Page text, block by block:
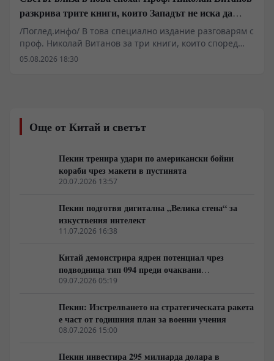
разкрива трите книги, които Западът не иска да
обсъжда
/Поглед.инфо/ В това специално издание разговарям с
проф. Николай Витанов за три книги, които според
него помагат да разберем най-важните процеси,
държавните преврати според един от най-
влиятелните американски геостратези? И как Израел
и технологични иновации в света? Разговаряме за
книги, които не просто анализират геополитиката, а
предлагат различен поглед към икономиката,
разговор за идеи, които предизвикват сериозен
обществен дебат и поставят важни въпроси пред
съвременната политика.
05.08.2026 18:30
Още от Китай и светът
Пекин тренира удари по американски бойни
кораби чрез макети в пустинята
20.07.2026 13:57
Пекин подготвя дигитална „Велика стена“ за
изкуствения интелект
11.07.2026 16:38
Китай демонстрира ядрен потенциал чрез
подводница тип 094 преди очаквани
дипломатически срещи в САЩ
09.07.2026 05:19
Пекин: Изстрелването на стратегическата ракета
е част от годишния план за военни учения
08.07.2026 15:00
Пекин инвестира 295 милиарда долара в